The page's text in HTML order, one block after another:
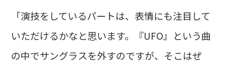
「演技をしているパートは、表情にも注目して
いただけるかなと思います。『UFO』という曲
の中でサングラスを外すのですが、そこはぜ